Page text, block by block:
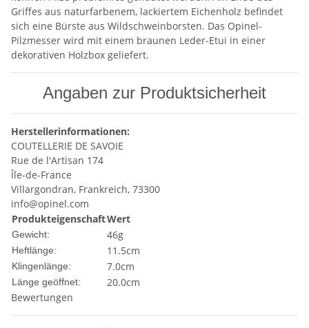
Griffes aus naturfarbenem, lackiertem Eichenholz befindet
sich eine Bürste aus Wildschweinborsten. Das Opinel-
Pilzmesser wird mit einem braunen Leder-Etui in einer
dekorativen Holzbox geliefert.
Angaben zur Produktsicherheit
Herstellerinformationen:
COUTELLERIE DE SAVOIE
Rue de l'Artisan 174
Île-de-France
Villargondran, Frankreich, 73300
info@opinel.com
ProdukteigenschaftWert
Gewicht: 46g
Heftlänge: 11.5cm
Klingenlänge: 7.0cm
Länge geöffnet:
20.0cm
Bewertungen